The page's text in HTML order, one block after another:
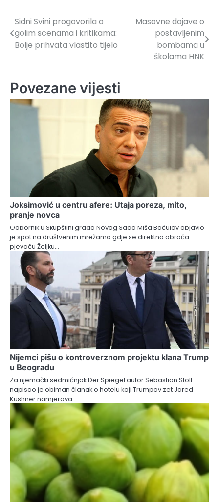
Navigacija
članaka
Sidni Svini progovorila o
golim scenama i kritikama:
Bolje prihvata vlastito tijelo
Masovne dojave o
postavljenim
bombama u
školama HNK
Povezane vijesti
Joksimović u centru afere: Utaja poreza, mito,
pranje novca
Odbornik u Skupštini grada Novog Sada Miša Bačulov objavio
je spot na društvenim mrežama gdje se direktno obraća
pjevaču Željku…
Nijemci pišu o kontroverznom projektu klana Trump
u Beogradu
Za njemački sedmičnjak Der Spiegel autor Sebastian Stoll
napisao je obiman članak o hotelu koji Trumpov zet Jared
Kushner namjerava…